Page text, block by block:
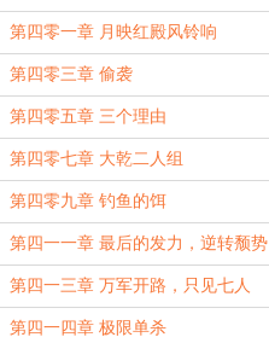
利
第四零一章 月映红殿风铃响
第四零三章 偷袭
第四零五章 三个理由
第四零七章 大乾二人组
第四零九章 钓鱼的饵
第四一一章 最后的发力，逆转颓势
第四一三章 万军开路，只见七人
第四一四章 极限单杀